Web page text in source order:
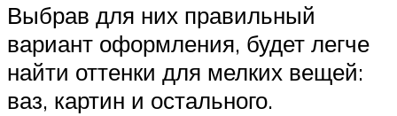
Выбрав для них правильный
вариант оформления, будет легче
найти оттенки для мелких вещей:
ваз, картин и остального.